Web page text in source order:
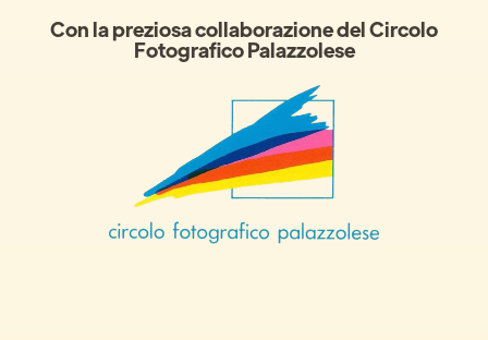
Con la preziosa collaborazione del Circolo
Fotografico Palazzolese